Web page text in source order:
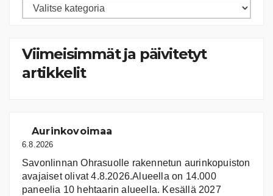
Artikkelien
Viimeisimmät ja päivitetyt
artikkelit
Aurinkovoimaa
6.8.2026
Savonlinnan Ohrasuolle rakennetun aurinkopuiston
avajaiset olivat 4.8.2026.Alueella on 14.000
paneelia 10 hehtaarin alueella. Kesällä 2027